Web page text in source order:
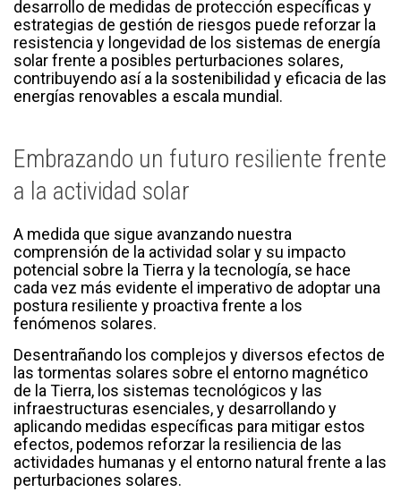
desarrollo de medidas de protección específicas y
estrategias de gestión de riesgos puede reforzar la
resistencia y longevidad de los sistemas de energía
solar frente a posibles perturbaciones solares,
contribuyendo así a la sostenibilidad y eficacia de las
energías renovables a escala mundial.
Embrazando un futuro resiliente frente
a la actividad solar
A medida que sigue avanzando nuestra
comprensión de la actividad solar y su impacto
potencial sobre la Tierra y la tecnología, se hace
cada vez más evidente el imperativo de adoptar una
postura resiliente y proactiva frente a los
fenómenos solares.
Desentrañando los complejos y diversos efectos de
las tormentas solares sobre el entorno magnético
de la Tierra, los sistemas tecnológicos y las
infraestructuras esenciales, y desarrollando y
aplicando medidas específicas para mitigar estos
efectos, podemos reforzar la resiliencia de las
actividades humanas y el entorno natural frente a las
perturbaciones solares.